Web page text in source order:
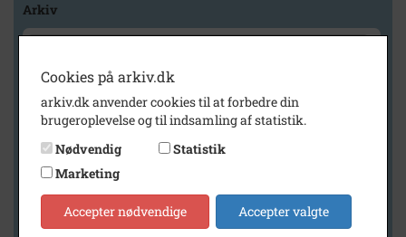
Arkiv
Geografi
Generelt
Vis kun med billeder
Cookies på arkiv.dk
arkiv.dk anvender cookies til at forbedre din
brugeroplevelse og til indsamling af statistik.
Nødvendig
Statistik
Marketing
Accepter nødvendige Accepter valgte